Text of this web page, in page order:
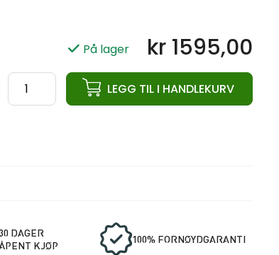
På lager kr 1595,00
ata
Pro
LEGG TIL I HANDLEKURV
DAGER
ÅPENT KJØP
100% FORNØYDGARANTI